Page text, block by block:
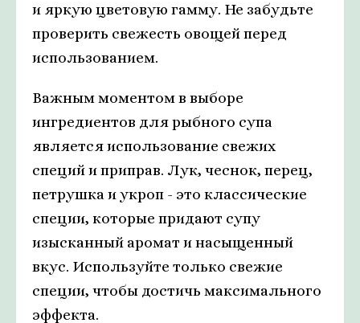
и яркую цветовую гамму. Не забудьте
проверить свежесть овощей перед
использованием.
Важным моментом в выборе
ингредиентов для рыбного супа
является использование свежих
специй и приправ. Лук, чеснок, перец,
петрушка и укроп - это классические
специи, которые придают супу
изысканный аромат и насыщенный
вкус. Используйте только свежие
специи, чтобы достичь максимального
эффекта.